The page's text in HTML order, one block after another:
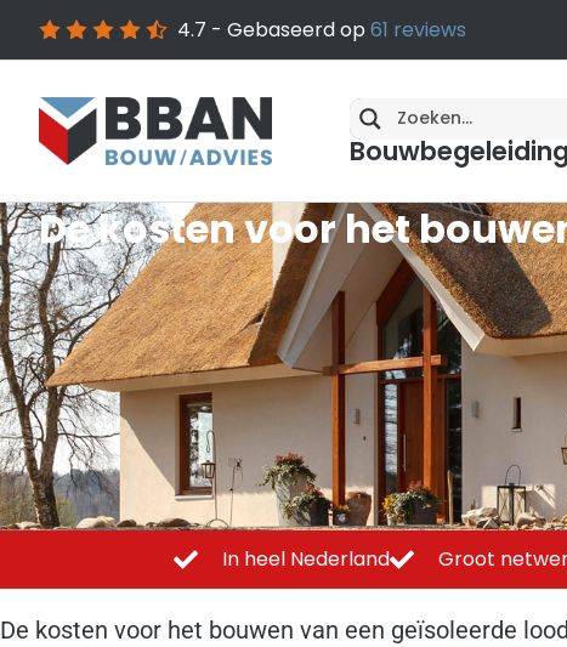
4.7 - Gebaseerd op 61 reviews
Bouwbegeleiding
De kosten voor het
In heel Nederland Groot
De kosten voor het bouwen van een geïsoleerde